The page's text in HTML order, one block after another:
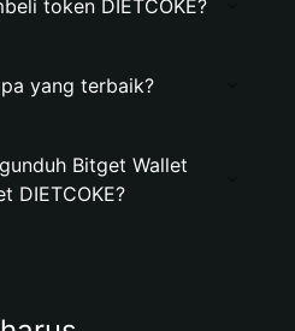
token DIETCOKE?
yang terbaik?
Bitget Wallet
DIETCOKE?